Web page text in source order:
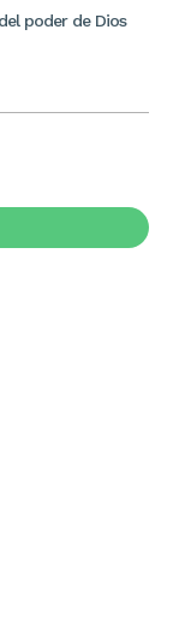
poder de Dios